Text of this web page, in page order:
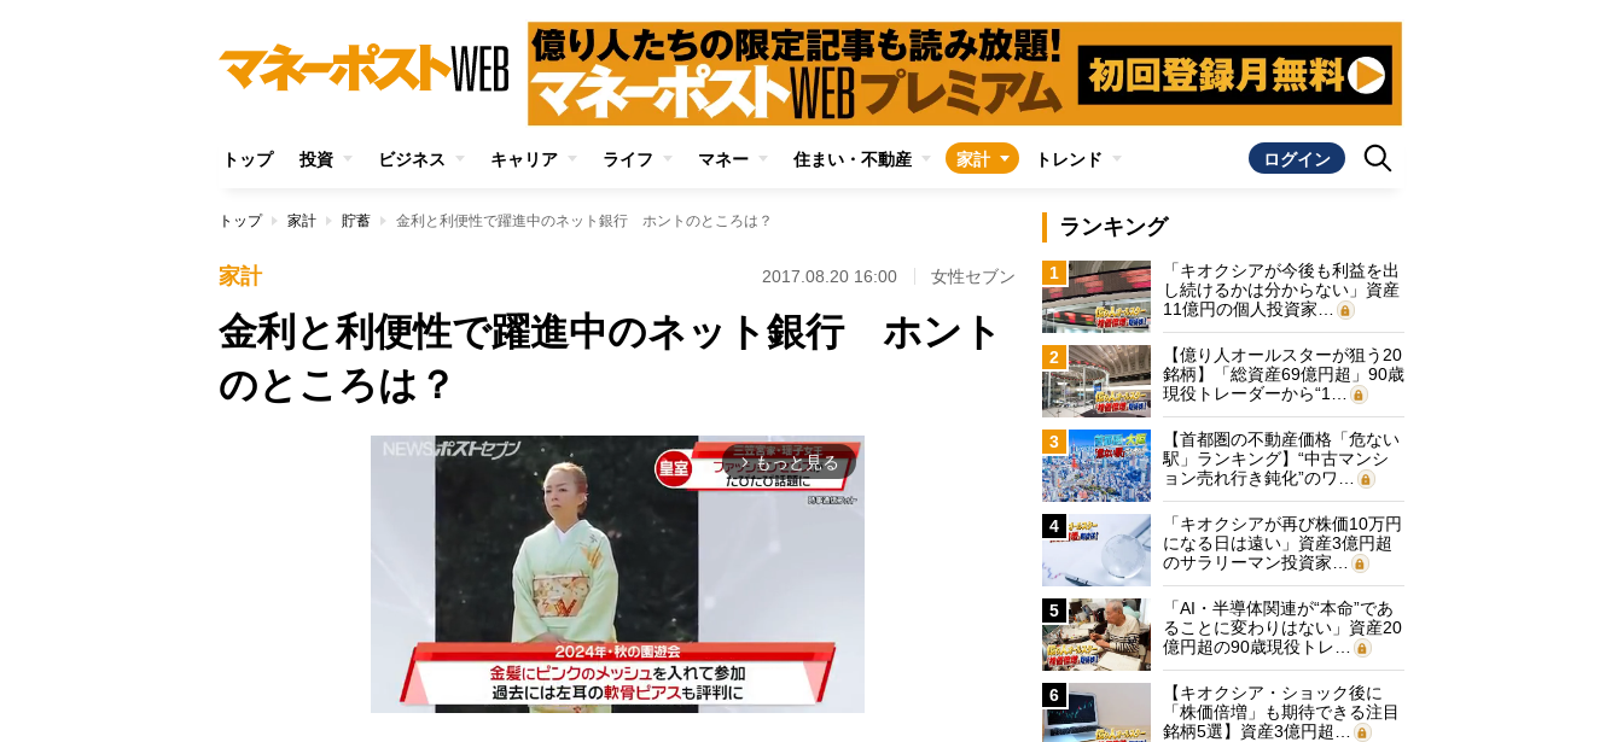
トップ 投資 ビジネス キャリア ライフ マネー 住まい・不動産 家計 トレンド ログイン
トップ 家計 貯蓄 金利と利便性で躍進中のネット銀行 ホントのところは？
家計 2017.08.20 16:00 女性セブン
金利と利便性で躍進中のネット銀行 ホント
のところは？
arrow_forward_ios もっと見る
ランキング
1
「キオクシアが今後も利益を出
し続けるかは分からない」資産
11億円の個人投資家…
2
【億り人オールスターが狙う20
銘柄】「総資産69億円超」90歳
現役トレーダーから“1…
3
【首都圏の不動産価格「危ない
駅」ランキング】“中古マンシ
ョン売れ行き鈍化”のワ…
4
「キオクシアが再び株価10万円
になる日は遠い」資産3億円超
のサラリーマン投資家…
5
「AI・半導体関連が“本命”であ
ることに変わりはない」資産20
億円超の90歳現役トレ…
6
【キオクシア・ショック後に
「株価倍増」も期待できる注目
銘柄5選】資産3億円超…